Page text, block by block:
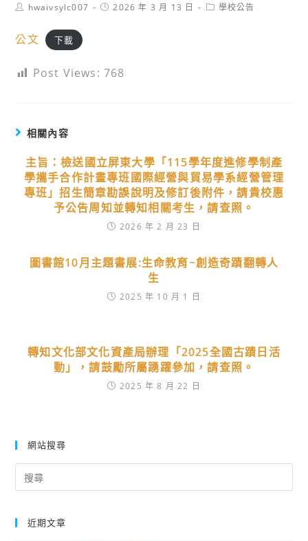
Posthwaivsylc007
Post2026 年 3 月 13 日
Post學校公告
公文 下載
Post Views: 768
相關內容
主旨：檢送國立屏東大學「115學年度進修學制產
學攜手合作計畫專班國際經營與貿易學系經營管理
專班」招生簡章勘誤說明及修訂後附件，請貴校惠
予公告周知並轉知相關考生，請查照。
2026 年 2 月 23 日
圖書館10月主題書展:生命教育~創造奇蹟翻轉人
生
2025 年 10 月 1 日
轉知文化部文化資產局辦理「2025全國古蹟日活
動」，請鼓勵所屬踴躍參加，請查照。
2025 年 8 月 22 日
網站搜尋
for:
近期文章